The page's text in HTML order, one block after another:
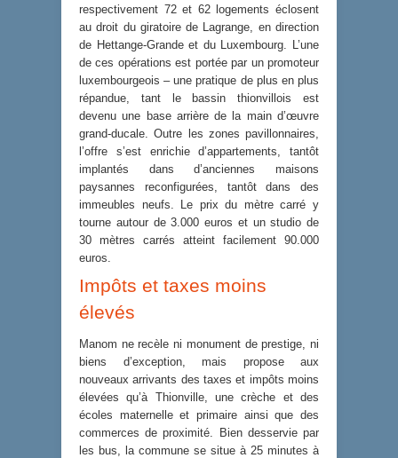
respectivement 72 et 62 logements éclosent
au droit du giratoire de Lagrange, en direction
de Hettange-Grande et du Luxembourg. L’une
de ces opérations est portée par un promoteur
luxembourgeois – une pratique de plus en plus
répandue, tant le bassin thionvillois est
devenu une base arrière de la main d’œuvre
grand-ducale. Outre les zones pavillonnaires,
l’offre s’est enrichie d’appartements, tantôt
implantés dans d’anciennes maisons
paysannes reconfigurées, tantôt dans des
immeubles neufs. Le prix du mètre carré y
tourne autour de 3.000 euros et un studio de
30 mètres carrés atteint facilement 90.000
euros.
Impôts et taxes moins
élevés
Manom ne recèle ni monument de prestige, ni
biens d’exception, mais propose aux
nouveaux arrivants des taxes et impôts moins
élevées qu’à Thionville, une crèche et des
écoles maternelle et primaire ainsi que des
commerces de proximité. Bien desservie par
les bus, la commune se situe à 25 minutes à